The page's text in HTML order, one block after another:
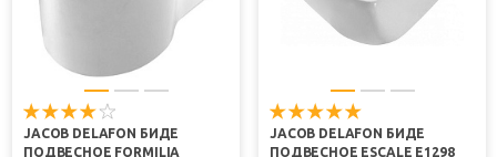
JACOB DELAFON БИДЕ
ПОДВЕСНОЕ FORMILIA
JACOB DELAFON БИДЕ
ПОДВЕСНОЕ ESCALE E1298